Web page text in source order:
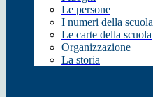
Le persone
I numeri della scuola
Le carte della scuola
Organizzazione
La storia